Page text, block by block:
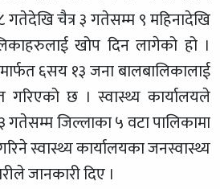
चैत्र ३ गतेसम्म ९ महिनादेखि
खोप दिन लागेको हो ।
६सय १३ जना बालबालिकालाई
गरिएको छ । स्वास्थ्य कार्यालयले
जिल्लाका ५ वटा पालिकामा
स्वास्थ्य कार्यालयका जनस्वास्थ्य
जानकारी दिए ।